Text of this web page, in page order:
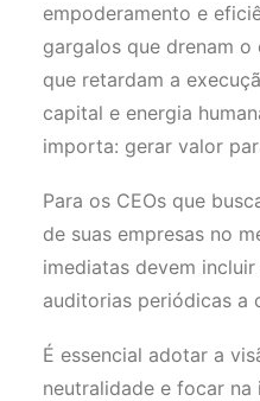
empoderamento e
gargalos que drenam
que retardam a
capital e energia
importa: gerar valor
Para os CEOs que
de suas empresas no
imediatas devem
auditorias periódicas a
É essencial adotar a
neutralidade e focar